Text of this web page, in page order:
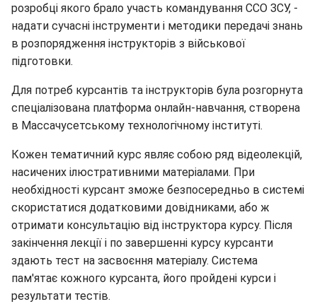
розробці якого брало участь командування ССО ЗСУ, -
надати сучасні інструменти і методики передачі знань
в розпорядження інструкторів з військової
підготовки.
Для потреб курсантів та інструкторів була розгорнута
спеціалізована платформа онлайн-навчання, створена
в Массачусетському технологічному інституті.
Кожен тематичний курс являє собою ряд відеолекцій,
насичених ілюстративними матеріалами. При
необхідності курсант зможе безпосередньо в системі
скористатися додатковими довідниками, або ж
отримати консультацію від інструктора курсу. Після
закінчення лекції і по завершенні курсу курсанти
здають тест на засвоєння матеріалу. Система
пам'ятає кожного курсанта, його пройдені курси і
результати тестів.